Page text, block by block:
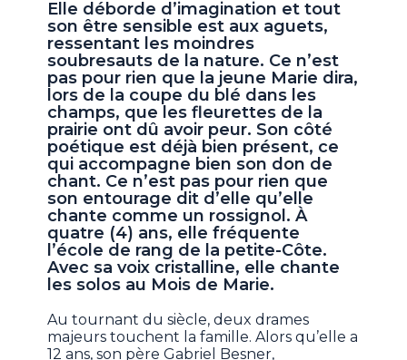
Elle déborde d’imagination et tout
son être sensible est aux aguets,
ressentant les moindres
soubresauts de la nature. Ce n’est
pas pour rien que la jeune Marie dira,
lors de la coupe du blé dans les
champs, que les fleurettes de la
prairie ont dû avoir peur. Son côté
poétique est déjà bien présent, ce
qui accompagne bien son don de
chant. Ce n’est pas pour rien que
son entourage dit d’elle qu’elle
chante comme un rossignol. À
quatre (4) ans, elle fréquente
l’école de rang de la petite-Côte.
Avec sa voix cristalline, elle chante
les solos au Mois de Marie.
Au tournant du siècle, deux drames
majeurs touchent la famille. Alors qu’elle a
12 ans, son père Gabriel Besner,